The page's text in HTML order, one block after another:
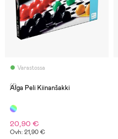
Varastossa
(1)
Alga Peli Kiinanšakki
20,90 €
Ovh: 21,90 €